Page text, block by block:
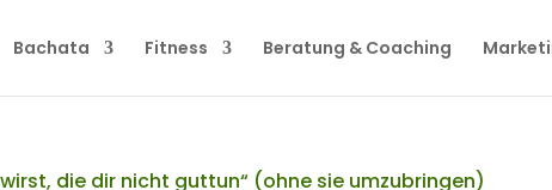
Bachata Fitness Beratung & Coaching